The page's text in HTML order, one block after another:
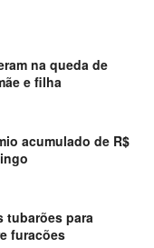
na queda de
e filha
acumulado de R$
tubarões para
furacões